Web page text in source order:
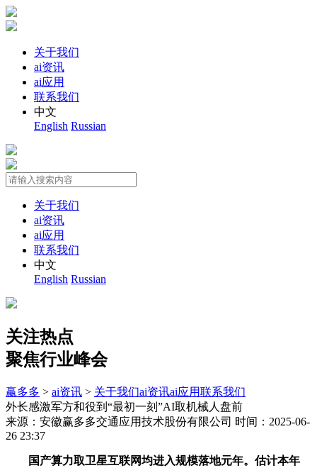
关于我们
ai资讯
ai应用
联系我们
中文
English Russian
关于我们
ai资讯
ai应用
联系我们
中文
English Russian
关注热点
聚焦行业峰会
赢多多 > ai资讯 > 关于我们ai资讯ai应用联系我们
外长感激军方和役到“最初一刻”AI取机械人盘前
来源：安徽赢多多交通应用技术股份有限公司 时间：2025-06-
26 23:37
国产算力取卫星互联网均进入规模落地元年。估计本年